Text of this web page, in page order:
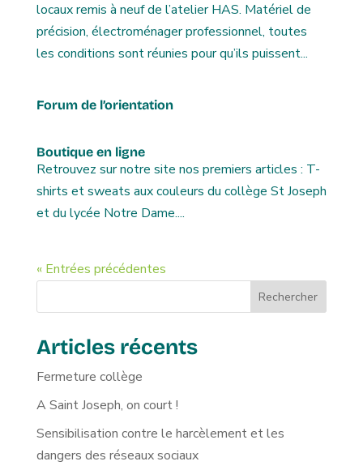
locaux remis à neuf de l’atelier HAS. Matériel de
précision, électroménager professionnel, toutes
les conditions sont réunies pour qu’ils puissent...
Forum de l’orientation
Boutique en ligne
Retrouvez sur notre site nos premiers articles : T-
shirts et sweats aux couleurs du collège St Joseph
et du lycée Notre Dame....
« Entrées précédentes
Rechercher
Articles récents
Fermeture collège
A Saint Joseph, on court !
Sensibilisation contre le harcèlement et les
dangers des réseaux sociaux